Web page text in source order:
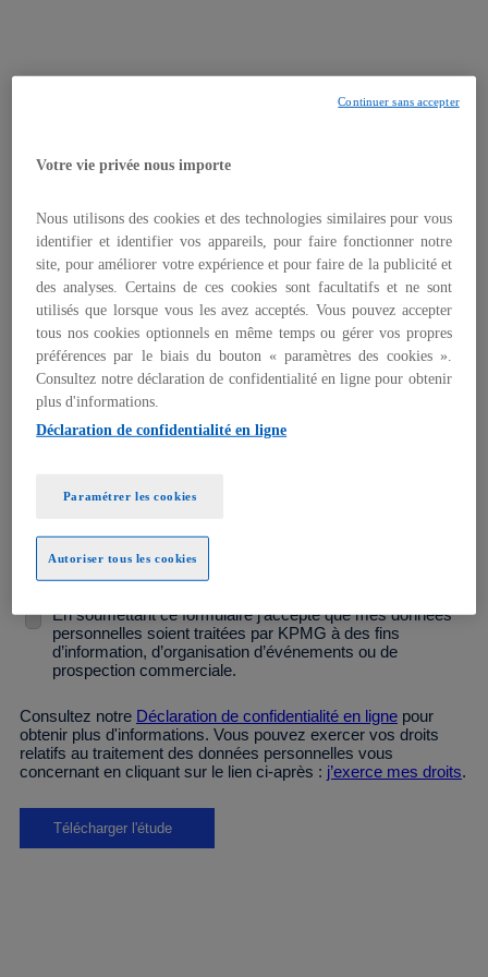
recevoir l'étude sur les tendances de l'IT 2023
Nom *
Prénom *
E-mail professionnel *
Fonction *
En soumettant ce formulaire j’accepte que mes données
personnelles soient traitées par KPMG à des fins
d’information, d’organisation d’événements ou de
prospection commerciale.
Consultez notre Déclaration de confidentialité en ligne pour
obtenir plus d'informations. Vous pouvez exercer vos droits
relatifs au traitement des données personnelles vous
concernant en cliquant sur le lien ci-après : j’exerce mes droits.
Votre vie privée nous importe
Nous utilisons des cookies et des technologies similaires pour vous
identifier et identifier vos appareils, pour faire fonctionner notre
site, pour améliorer votre expérience et pour faire de la publicité et
des analyses. Certains de ces cookies sont facultatifs et ne sont
utilisés que lorsque vous les avez acceptés. Vous pouvez accepter
tous nos cookies optionnels en même temps ou gérer vos propres
préférences par le biais du bouton « paramètres des cookies ».
Consultez notre déclaration de confidentialité en ligne pour obtenir
plus d'informations.
Déclaration de confidentialité en ligne
Autoriser tous les cookies
Paramétrer les cookies
Continuer sans accepter